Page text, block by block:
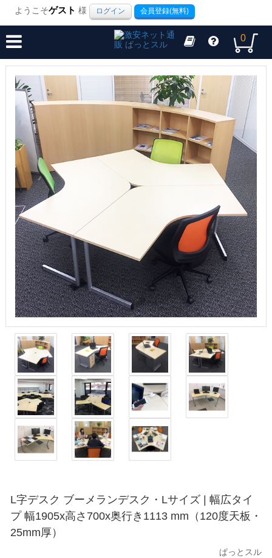
ようこそゲスト 様 ログイン 会員登録(無料)
0
L字デスク ブーメランデスク・Lサイズ | 幅広タイ
プ 幅1905x高さ700x奥行き1113 mm（120度天板・
25mm厚）
ぱっとスル